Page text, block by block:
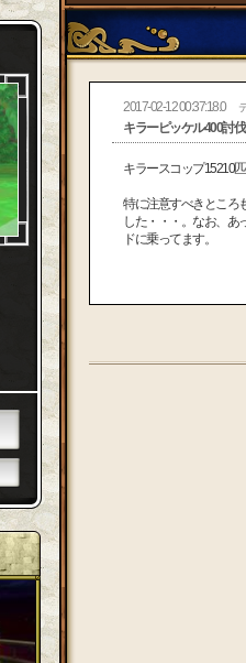
2017-02-12 00:37:18.0
キラーピッケル400討
キラースコップ15210匹
特に注意すべきところ
した・・・。なお、あ
ドに乗ってます。